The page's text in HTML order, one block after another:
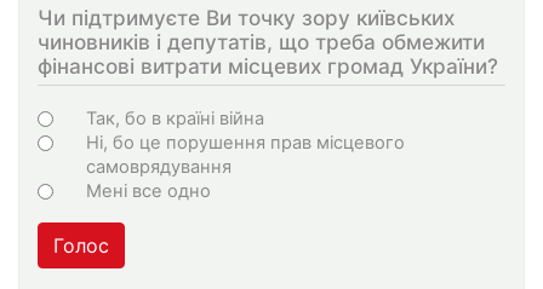
Чи підтримуєте Ви точку зору київських
чиновників і депутатів, що треба обмежити
фінансові витрати місцевих громад України?
Варіанти
Так, бо в країні війна
Ні, бо це порушення прав місцевого
самоврядування
Мені все одно
Голос